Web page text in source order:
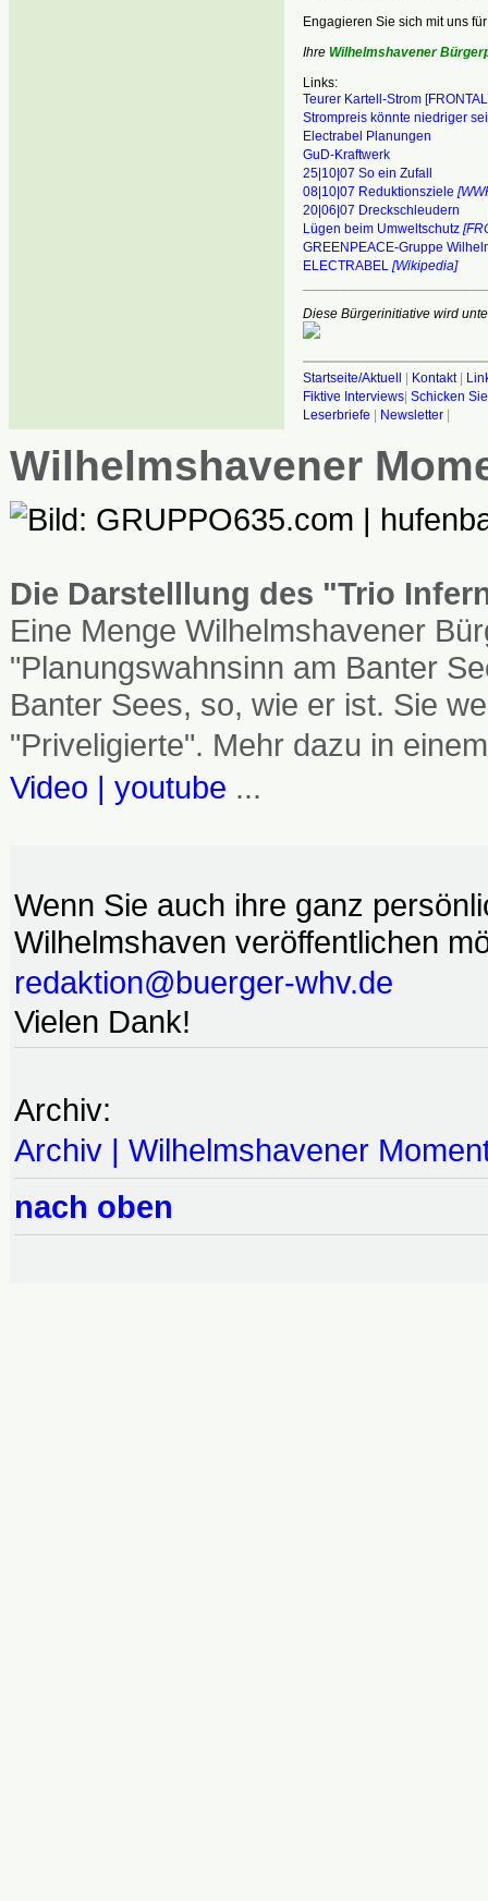
Engagieren Sie sich mit uns
Ihre Wilhelmshavener
Links:
Teurer Kartell-Strom
Strompreis könnte niedriger
Electrabel Planungen
GuD-Kraftwerk
25|10|07 So ein Zufall
08|10|07 Reduktionsziele
20|06|07 Dreckschleudern
Lügen beim Umweltschutz
GREENPEACE-Gruppe
ELECTRABEL [Wikipedia]
Diese Bürgerinitiative wird
Startseite/Aktuell | Kontakt|
Fiktive Interviews| Schicken
Leserbriefe | Newsletter|
Wilhelmshavener
Die Darstelllung des "Trio
Eine Menge Wilhelmshavener
"Planungswahnsinn am Banter
Banter Sees, so, wie er ist. Sie
"Priveligierte". Mehr dazu in
Video | youtube ...
Wenn Sie auch ihre ganz
Wilhelmshaven veröffentlichen
redaktion@buerger-whv.de
Vielen Dank!
Archiv:
Archiv | Wilhelmshavener
nach oben